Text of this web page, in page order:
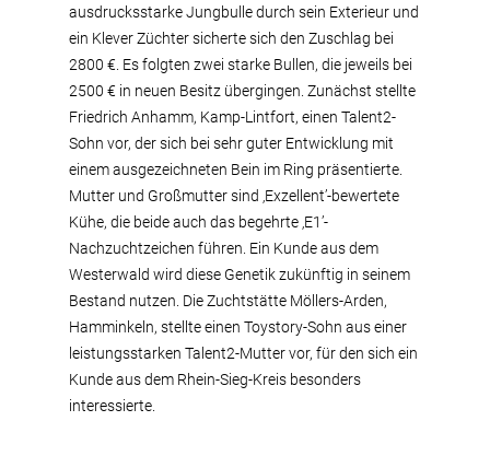
ausdrucksstarke Jungbulle durch sein Exterieur und
ein Klever Züchter sicherte sich den Zuschlag bei
2800 €. Es folgten zwei starke Bullen, die jeweils bei
2500 € in neuen Besitz übergingen. Zunächst stellte
Friedrich Anhamm, Kamp-Lintfort, einen Talent2-
Sohn vor, der sich bei sehr guter Entwicklung mit
einem ausgezeichneten Bein im Ring präsentierte.
Mutter und Großmutter sind ‚Exzellent’-bewertete
Kühe, die beide auch das begehrte ‚E1’-
Nachzuchtzeichen führen. Ein Kunde aus dem
Westerwald wird diese Genetik zukünftig in seinem
Bestand nutzen. Die Zuchtstätte Möllers-Arden,
Hamminkeln, stellte einen Toystory-Sohn aus einer
leistungsstarken Talent2-Mutter vor, für den sich ein
Kunde aus dem Rhein-Sieg-Kreis besonders
interessierte.